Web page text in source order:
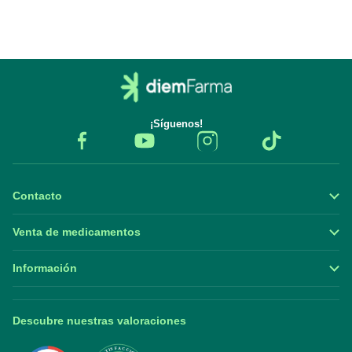
¡Síguenos!
Contacto
Venta de medicamentos
Información
Descubre nuestras valoraciones